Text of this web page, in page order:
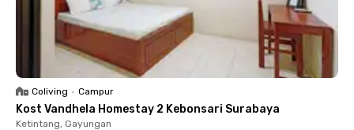
Coliving • Campur
Kost Vandhela Homestay 2 Kebonsari Surabaya
Ketintang, Gayungan